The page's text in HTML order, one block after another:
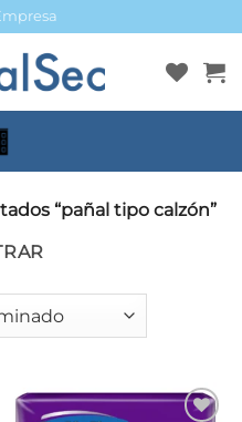
“pañal tipo calzón”